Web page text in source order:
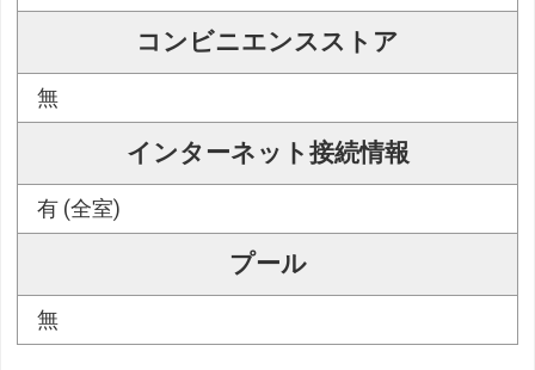
コンビニエンスストア
無
インターネット接続情報
有 (全室)
プール
無